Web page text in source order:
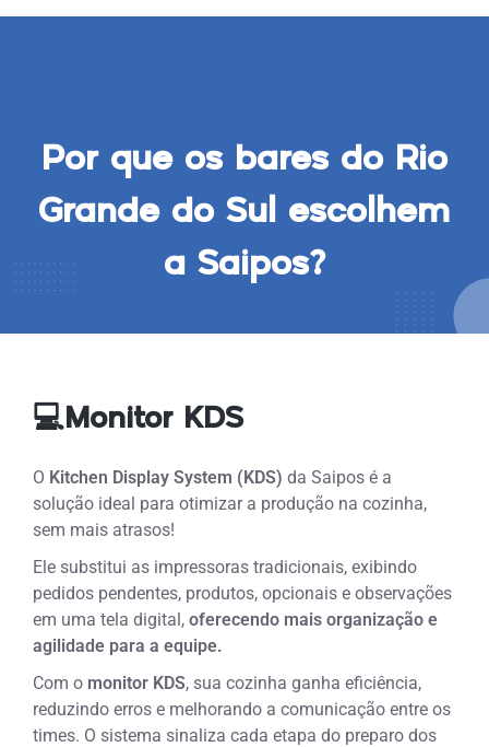
Por que os bares do Rio
Grande do Sul escolhem
a Saipos?
💻Monitor KDS
O Kitchen Display System (KDS)da Saipos é a
solução ideal para otimizar a produção na cozinha,
sem mais atrasos!
Ele substitui as impressoras tradicionais, exibindo
pedidos pendentes, produtos, opcionais e observações
em uma tela digital,oferecendo mais organização e
agilidade para a equipe.
Com o monitor KDS, sua cozinha ganha eficiência,
reduzindo erros e melhorando a comunicação entre os
times. O sistema sinaliza cada etapa do preparo dos